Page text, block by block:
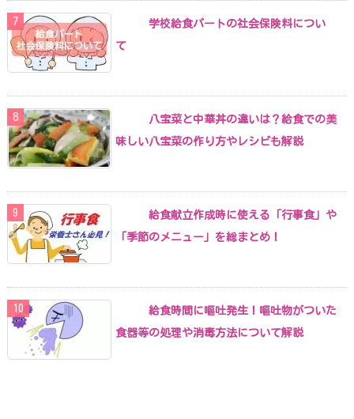
学校給食パートの社会保険料につい
て
八宝菜と中華丼の違いは？給食での美
味しい八宝菜の作り方やレシピも解説
給食献立作成時に使える「行事食」や
「季節のメニュー」を総まとめ！
給食時間に嘔吐発生！嘔吐物がついた
食器等の処理や消毒方法について解説